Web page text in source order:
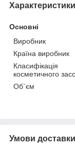
Характеристики
Основні
Виробник
Країна виробник
Класифікація
косметичного
Об`єм
Умови доставки